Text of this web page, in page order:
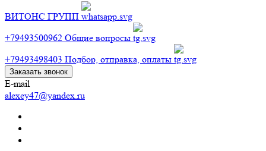
ВИТОНС ГРУПП
+79493500962 Общие вопросы
+79493498403 Подбор, отправка, оплаты
Заказать звонок
E-mail
alexey47@yandex.ru